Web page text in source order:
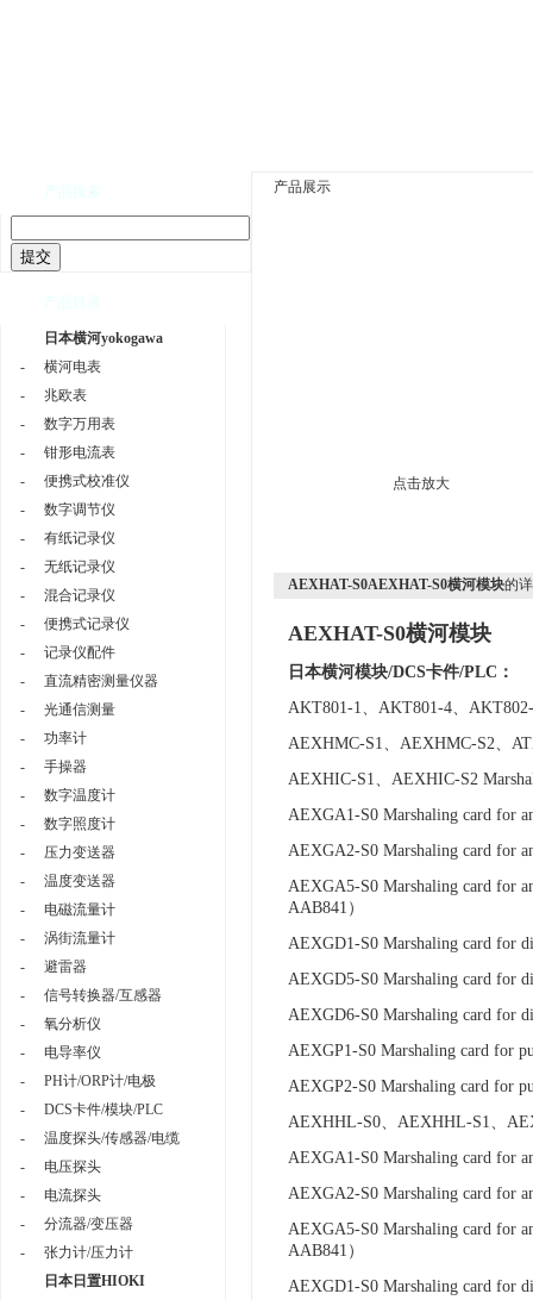
产品搜索
产品目录
日本横河yokogawa
-
横河电表
-
兆欧表
-
数字万用表
-
钳形电流表
-
便携式校准仪
-
数字调节仪
-
有纸记录仪
-
无纸记录仪
-
混合记录仪
-
便携式记录仪
-
记录仪配件
-
直流精密测量仪器
-
光通信测量
-
功率计
-
手操器
-
数字温度计
-
数字照度计
-
压力变送器
-
温度变送器
-
电磁流量计
-
涡街流量计
-
避雷器
-
信号转换器/互感器
-
氧分析仪
-
电导率仪
-
PH计/ORP计/电极
-
DCS卡件/模块/PLC
-
温度探头/传感器/电缆
-
电压探头
-
电流探头
-
分流器/变压器
-
张力计/压力计
日本日置HIOKI
产品展示
点击放大
AEXHAT-S0AEXHAT-S0横河模块的
AEXHAT-S0横河模块
日本横河模块/DCS卡件/PLC：
AKT801-1、AKT801-4、
AEXHMC-S1、AEXHMC-S2、
AEXHIC-S1、AEXHIC-S2
AEXGA1-S0 Marshaling card for
AEXGA2-S0 Marshaling card for
AEXGA5-S0 Marshaling card for
AAB841）
AEXGD1-S0 Marshaling card for
AEXGD5-S0 Marshaling card for
AEXGD6-S0 Marshaling card for
AEXGP1-S0 Marshaling card for
AEXGP2-S0 Marshaling card for
AEXHHL-S0、AEXHHL-S1、
AEXGA1-S0 Marshaling card for
AEXGA2-S0 Marshaling card for
AEXGA5-S0 Marshaling card for
AAB841）
AEXGD1-S0 Marshaling card for